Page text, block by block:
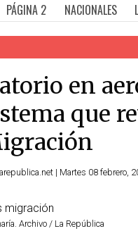
PÁGINA 2 NACIONALES
en
que
| Martes 08 febrero,
Archivo / La República